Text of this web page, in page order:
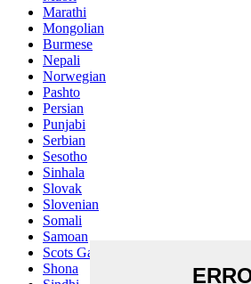
Marathi
Mongolian
Burmese
Nepali
Norwegian
Pashto
Persian
Punjabi
Serbian
Sesotho
Sinhala
Slovak
Slovenian
Somali
Samoan
Scots Gaelic
Shona